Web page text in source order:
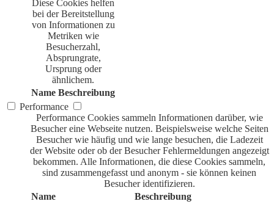
Diese Cookies helfen
bei der Bereitstellung
von Informationen zu
Metriken wie
Besucherzahl,
Absprungrate,
Ursprung oder
ähnlichem.
Name Beschreibung
Performance
Performance Cookies sammeln Informationen darüber, wie
Besucher eine Webseite nutzen. Beispielsweise welche Seiten
Besucher wie häufig und wie lange besuchen, die Ladezeit
der Website oder ob der Besucher Fehlermeldungen angezeigt
bekommen. Alle Informationen, die diese Cookies sammeln,
sind zusammengefasst und anonym - sie können keinen
Besucher identifizieren.
Name
Beschreibung